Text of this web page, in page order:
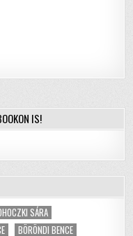
IS!
SÁRA
BÖRÖNDI BENCE